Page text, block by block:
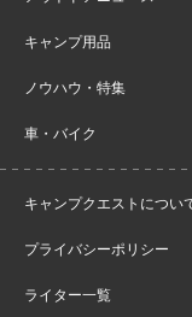
キャンプ用品
ノウハウ・特集
車・バイク
キャンプクエストについ
プライバシーポリシー
ライター一覧